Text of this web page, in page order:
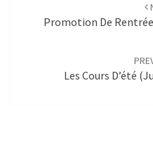
Promotion De Rentrée
Les Cours D’été